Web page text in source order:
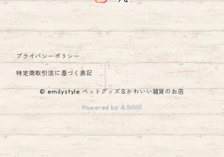
リード
シューズ・ソックス
マナーグッズ
エリザベスカラー
ペットハウス・ペットベッド
お食事エプロン・ビブ・スタイ
アクセサリー
ウェア
レイングッズ
キッズ雑貨
日傘
キーホルダー
クッション・クッションカバー
ラグ
ルームシューズ・スリッパ
ホビー・雑貨
プライバシーポリシー
特定商取引法に基づく表記
© emilystyle ペットグッズ＆かわいい雑貨のお店
Powered by